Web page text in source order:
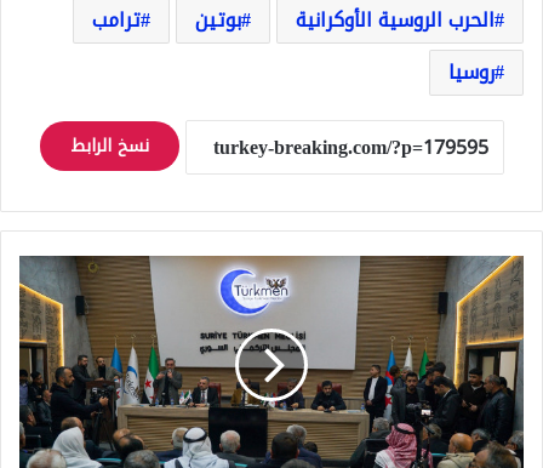
الحرب الروسية الأوكرانية
بوتين
ترامب
روسيا
نسخ الرابط
التركمان
في
سوريا
يطالبون
بحقوقهم
الدستورية
في
ظل